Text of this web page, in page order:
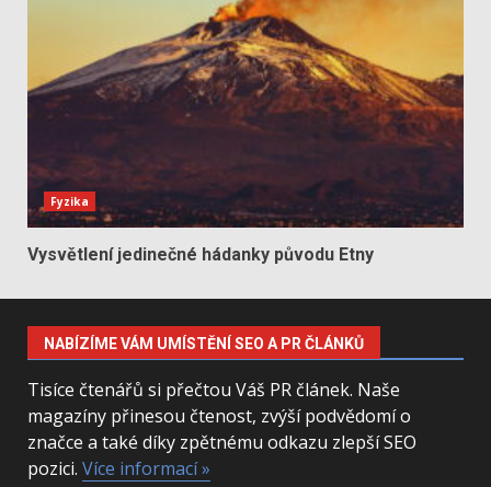
Fyzika
Vysvětlení jedinečné hádanky původu Etny
NABÍZÍME VÁM UMÍSTĚNÍ SEO A PR ČLÁNKŮ
Tisíce čtenářů si přečtou Váš PR článek. Naše
magazíny přinesou čtenost, zvýší podvědomí o
značce a také díky zpětnému odkazu zlepší SEO
pozici. Více informací »